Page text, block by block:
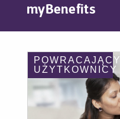
myBenefits
POWRACAJĄCY
UŻYTKOWNICY